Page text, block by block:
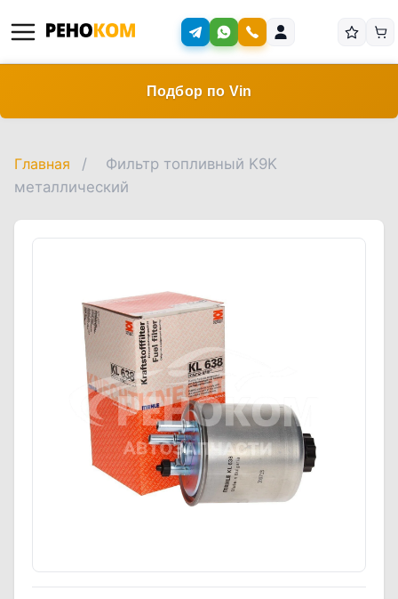
Подбор по Vin
Главная /
Фильтр топливный K9K
металлический